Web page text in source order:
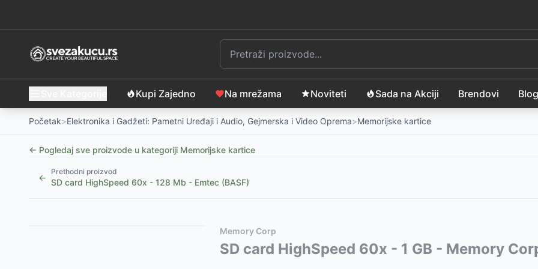
Kupi Zajedno Na mrežama Noviteti Sada na Akciji Brendovi Blog
Početak>Elektronika i Gadžeti: Pametni Uređaji i Audio, Gejmerska i Video Oprema>Memorijske kartice
← Pogledaj sve proizvode u kategoriji Memorijske kartice
←
Prethodni proizvod
SD card HighSpeed 60x - 128 Mb - Emtec (BASF)
DELL 32GB 2RX8 DDR5 UDIMM 5600MT/s ECC-98300RSD
Memory Corp
SD card HighSpeed 60x - 1 GB - Memory